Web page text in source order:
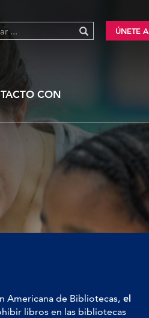
ÚNETE A
CON
Americana de Bibliotecas, el
libros en las bibliotecas